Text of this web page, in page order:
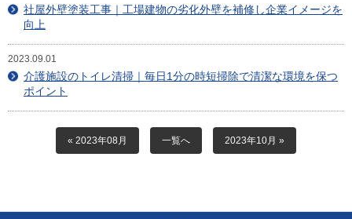
新着情報
お問合せ
社屋外壁塗装工事｜工場建物の劣化外壁を補修し企業イメージを
向上
2023.09.01
介護施設のトイレ清掃｜毎日1分の時短掃除で清潔な環境を保つ
ポイント
« 2023年08月 一覧へ 2023年10月 »